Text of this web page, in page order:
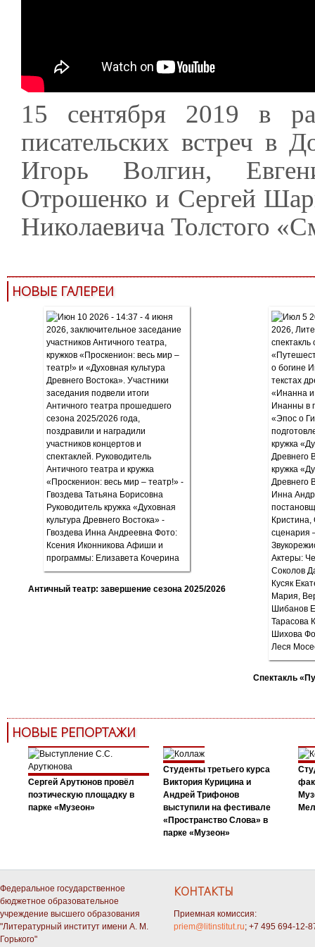
15 сентября 2019 в
писательских встреч в
Игорь Волгин,
Отрошенко и Сергей
Николаевича Толстого
НОВЫЕ ГАЛЕРЕИ
Античный театр: завершение сезона 2025/2026
Спектакль
НОВЫЕ РЕПОРТАЖИ
Сергей Арутюнов провёл
поэтическую площадку в
парке «Музеон»
Студенты третьего курса
Виктория Курицина и
Андрей Трифонов
выступили на фестивале
«Пространство Слова» в
парке «Музеон»
Федеральное государственное
бюджетное образовательное
учреждение высшего образования
"Литературный институт имени А. М.
Горького"
КОНТАКТЫ
Приемная комиссия:
priem@litinstitut.ru; +7 495 694-12-